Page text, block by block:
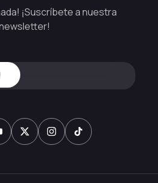
¡Suscríbete a nuestra